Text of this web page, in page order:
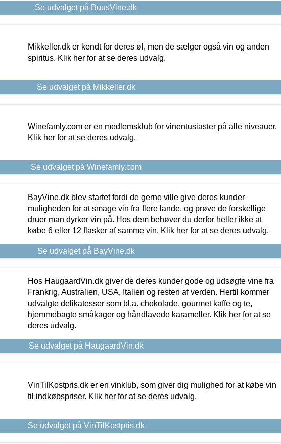
Se udvalget på BuusVine.dk
Mikkeller.dk er kendt for deres øl, men de sælger også vin og anden
spiritus. Klik her for at se deres udvalg.
Se udvalget på Mikkeller.dk
Winefamly.com er en medlemsklub for vinentusiaster på alle niveauer.
Klik her for at se deres udvalg.
Se udvalget på Winefamly.com
BayVine.dk blev startet fordi de gerne ville give deres kunder
muligheden for at smage vin fra flere lande, og prøve de forskellige
druer man dyrker vin på. Hos dem behøver du derfor heller ikke at
købe 6 eller 12 flasker af samme vin. Klik her for at se deres udvalg.
Se udvalget på BayVine.dk
Hos HaugaardVin.dk giver de deres kunder gode og udsøgte vine fra
Frankrig, Australien, USA, Italien og resten af verden. Hertil kommer
udvalgte delikatesser som bl.a. chokolade, gourmet kaffe og te,
hjemmebagte småkager og håndlavede karameller. Klik her for at se
deres udvalg.
Se udvalget på HaugaardVin.dk
VinTilKostpris.dk er en vinklub, som giver dig mulighed for at købe vin
til indkøbspriser. Klik her for at se deres udvalg.
Se udvalget på VinTilKostpris.dk